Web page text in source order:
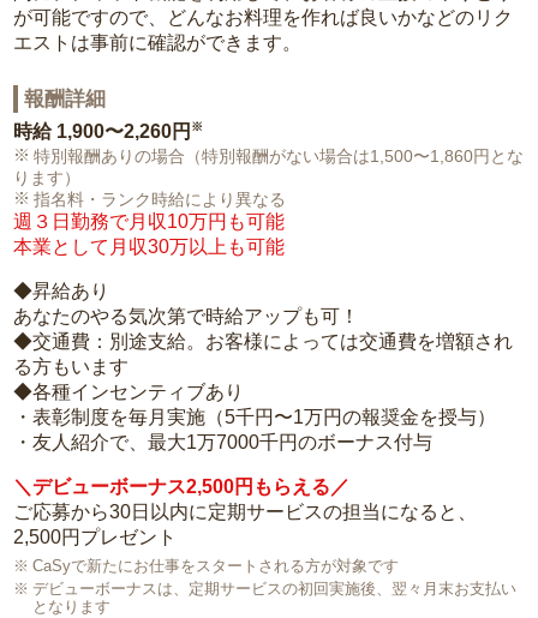
が可能ですので、どんなお料理を作れば良いかなどのリク
エストは事前に確認ができます。
報酬詳細
時給 1,900〜2,260円 ※
特別報酬ありの場合（特別報酬がない場合は1,500〜1,860円とな
ります）
指名料・ランク時給により異なる
週３日勤務で月収10万円も可能
本業として月収30万以上も可能
◆昇給あり
あなたのやる気次第で時給アップも可！
◆交通費：別途支給。お客様によっては交通費を増額され
る方もいます
◆各種インセンティブあり
・表彰制度を毎月実施（5千円〜1万円の報奨金を授与）
・友人紹介で、最大1万7000千円のボーナス付与
＼デビューボーナス2,500円もらえる／
ご応募から30日以内に定期サービスの担当になると、
2,500円プレゼント
CaSyで新たにお仕事をスタートされる方が対象です
デビューボーナスは、定期サービスの初回実施後、翌々月末お支払い
となります